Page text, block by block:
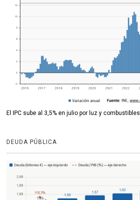
El IPC sube al 3,5% en julio por luz y combustibles
DEUDA PÚBLICA